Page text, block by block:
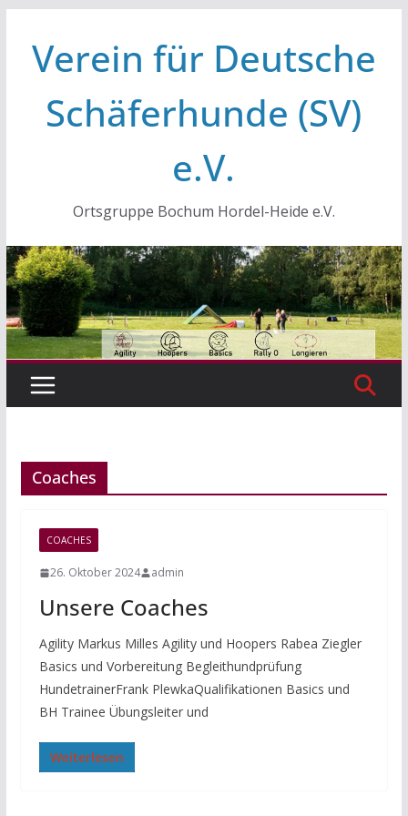
Inhalt
springen
Verein für Deutsche
Schäferhunde (SV)
e.V.
Ortsgruppe Bochum Hordel-Heide e.V.
Coaches
COACHES
26. Oktober 2024 admin
Unsere Coaches
Agility Markus Milles Agility und Hoopers Rabea Ziegler
Basics und Vorbereitung Begleithundprüfung
HundetrainerFrank PlewkaQualifikationen Basics und
BH Trainee Übungsleiter und
Weiterlesen